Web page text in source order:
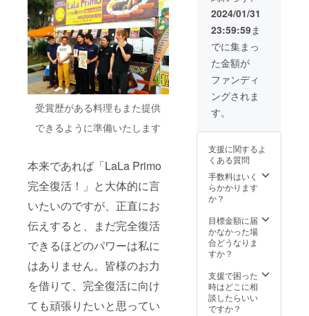
受賞歴がある料理もまた提供
できるように準備いたします
本来であれば「LaLa Primo
完全復活！」と大体的に言
いたいのですが、正直にお
伝えすると、まだ完全復活
できるほどのパワーは私に
はありません。皆様のお力
を借りて、完全復活に向け
ても頑張りたいと思ってい
合：沖
縄本島
内を想
定 ※
交通費
支援者
様負担
ZOOM
※オフ
ライン
の場
合：弊
社製造
工場 or
レスト
ラン厨
指定場
能）
※交通費
支援者
様負担
イズや
特別な
日を迎
えませ
んか？
食事・
会場費
込と
なって
お財布
するこ
となく
美味し
い料理
を召し
てくだ
さい。
店内の
装飾な
能な限
り対応
いたし
ますの
2024/01/31
23:59:59ま
でに集まっ
た金額が
ファンディ
ングされま
す。
支援に関するよ
くある質問
手数料はいく
らかかります
か？
目標金額に届
かなかった場
合どうなりま
すか？
支援で困った
時はどこに相
談したらいい
ですか？